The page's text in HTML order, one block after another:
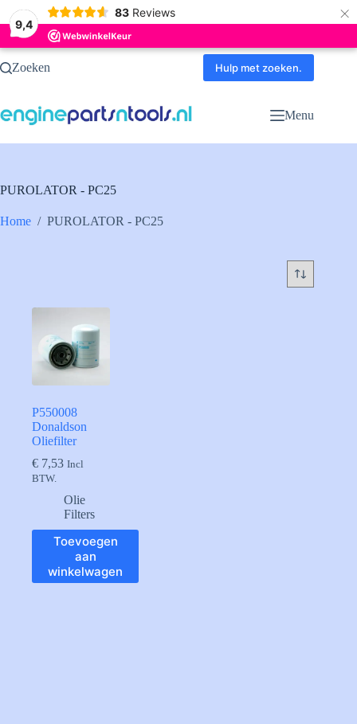
9,4
83 Reviews ×
Ga
naarZoeken Hulp met zoeken.
Menu
PUROLATOR - PC25
Home / PUROLATOR - PC25
P550008
Donaldson
Oliefilter
€ 7,53 Incl
BTW.
Olie
Filters
Toevoegen
aan
winkelwagen